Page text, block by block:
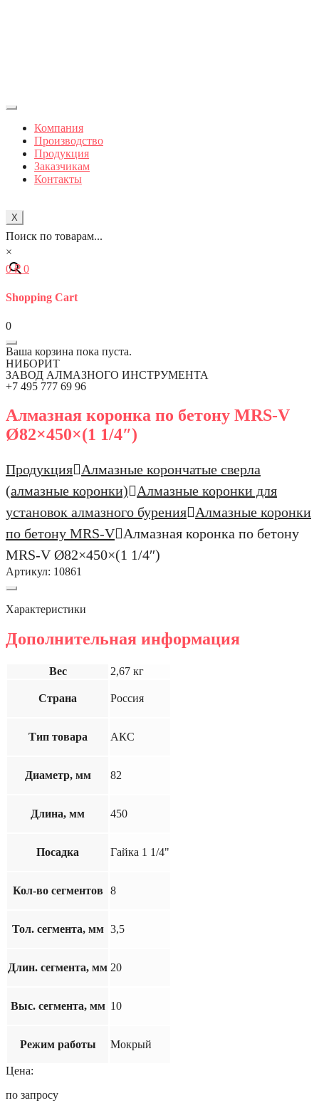
Компания
Производство
Продукция
Заказчикам
Контакты
X
Поиск по товарам...
×
0₽ 0
Shopping Cart
0
Ваша корзина пока пуста.
НИБОРИТ
ЗАВОД АЛМАЗНОГО ИНСТРУМЕНТА
+7 495 777 69 96
Алмазная коронка по бетону MRS-V
Ø82×450×(1 1/4″)
Продукция
Алмазные корончатые сверла
(алмазные коронки)
Алмазные коронки для
установок алмазного бурения
Алмазные коронки
по бетону MRS-V
Алмазная коронка по бетону
MRS-V Ø82×450×(1 1/4″)
Артикул: 10861
Характеристики
Дополнительная информация
Вес 2,67 кг
Страна Россия
Тип товара АКС
Диаметр, мм 82
Длина, мм 450
Посадка Гайка 1 1/4"
Кол-во сегментов 8
Тол. сегмента, мм 3,5
Длин. сегмента, мм 20
Выс. сегмента, мм 10
Режим работы Мокрый
Цена:
по запросу